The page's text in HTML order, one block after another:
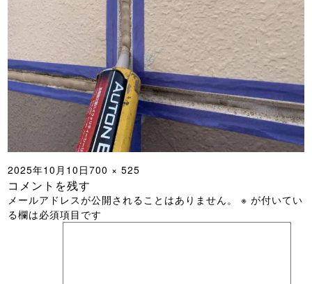
投
稿
日:
2025年10月10日フ
ル
サ
イ
700 × 525
コメントを残す
メールアドレスが公開されることはありません。 ※ が付いてい
る欄は必須項目です